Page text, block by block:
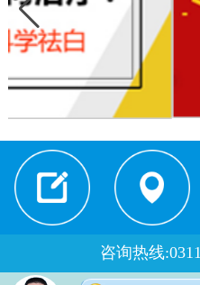
来院路线
咨询热线